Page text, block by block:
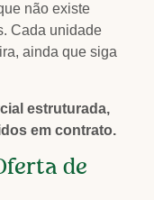
não existe
Cada unidade
ainda que siga
estruturada,
em contrato.
de